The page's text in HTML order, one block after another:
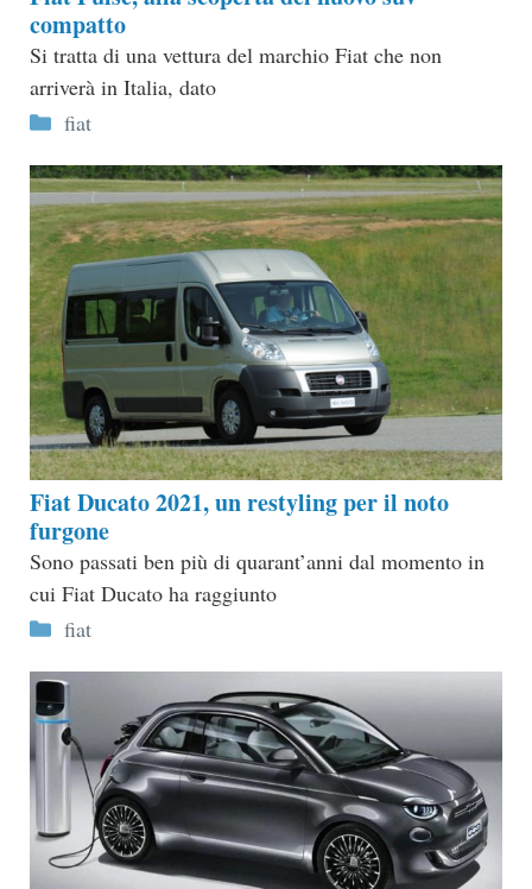
compatto
Si tratta di una vettura del marchio Fiat che non
arriverà in Italia, dato
Categorie
fiat
Fiat Ducato 2021, un restyling per il noto
furgone
Sono passati ben più di quarant’anni dal momento in
cui Fiat Ducato ha raggiunto
Categorie
fiat